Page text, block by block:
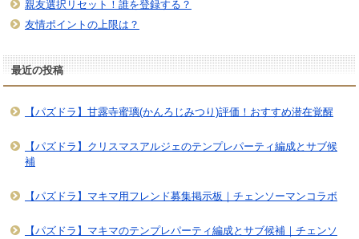
親友選択リセット！誰を登録する？
友情ポイントの上限は？
最近の投稿
【パズドラ】甘露寺蜜璃(かんろじみつり)評価！おすすめ潜在覚醒
【パズドラ】クリスマスアルジェのテンプレパーティ編成とサブ候
補
【パズドラ】マキマ用フレンド募集掲示板｜チェンソーマンコラボ
【パズドラ】マキマのテンプレパーティ編成とサブ候補｜チェンソ